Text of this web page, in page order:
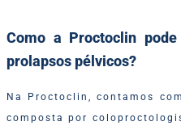
Como a Proctoclin
prolapsos pélvicos?
Na Proctoclin, contamos
composta por